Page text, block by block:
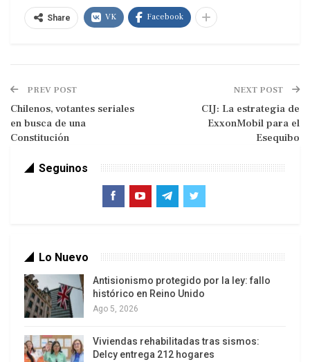
con la presencia de delegaciones de alto nivel de
más de 140 países asociados a ella.
La cumbre que encabezó Xi Jinping recibió a
delegaciones de más de 140 países.
En Washington, el 3 de noviembre, se realizó la
Económica en las Américas (APEP), de la que
continente y menos que los 23 gobiernos
latinoamericanos asociados al BRI. La mayoría de
Comercio con Estados Unidos.
Share VK Facebook
PREV POST
Chilenos, votantes seriales
en busca de una
Constitución
NEXT POST
CIJ: La estrategia de
ExxonMobil para el
Esequibo
Seguinos
Lo Nuevo
Antisionismo protegido por la ley: fallo
histórico en Reino Unido
Ago 5, 2026
Viviendas rehabilitadas tras sismos:
Delcy entrega 212 hogares